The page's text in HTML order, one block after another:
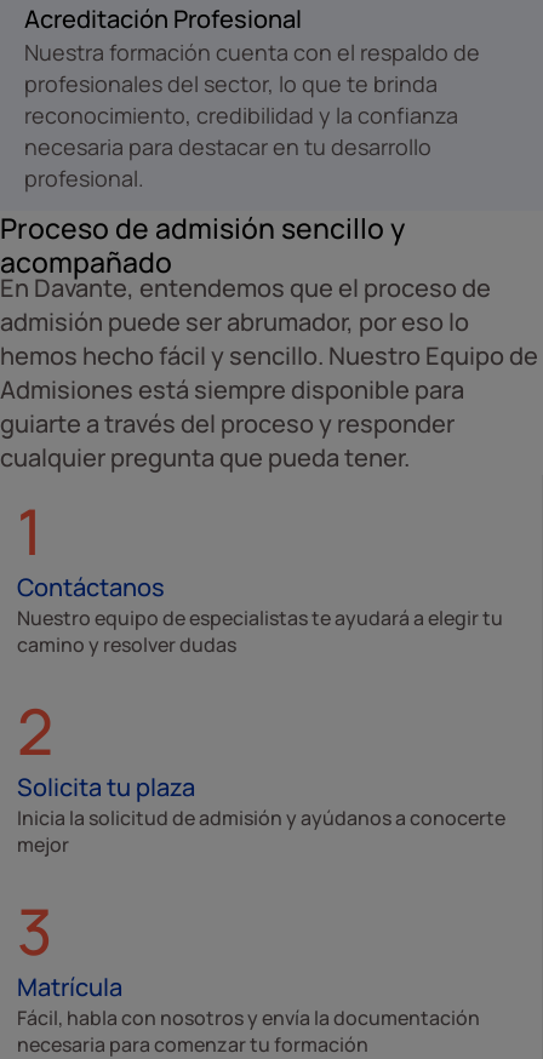
Acreditación Profesional
Nuestra formación cuenta con el respaldo de
profesionales del sector, lo que te brinda
reconocimiento, credibilidad y la confianza
necesaria para destacar en tu desarrollo
profesional.
Proceso de admisión sencillo y
acompañado
En Davante, entendemos que el proceso de
admisión puede ser abrumador, por eso lo
hemos hecho fácil y sencillo. Nuestro Equipo de
Admisiones está siempre disponible para
guiarte a través del proceso y responder
cualquier pregunta que pueda tener.
1
Contáctanos
Nuestro equipo de especialistas te ayudará a elegir tu
camino y resolver dudas
2
Solicita tu plaza
Inicia la solicitud de admisión y ayúdanos a conocerte
mejor
3
Matrícula
Fácil, habla con nosotros y envía la documentación
necesaria para comenzar tu formación